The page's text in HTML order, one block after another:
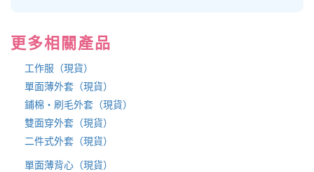
更多相關產品
工作服（現貨）
單面薄外套（現貨）
鋪棉・刷毛外套（現貨）
雙面穿外套（現貨）
二件式外套（現貨）
單面薄背心（現貨）